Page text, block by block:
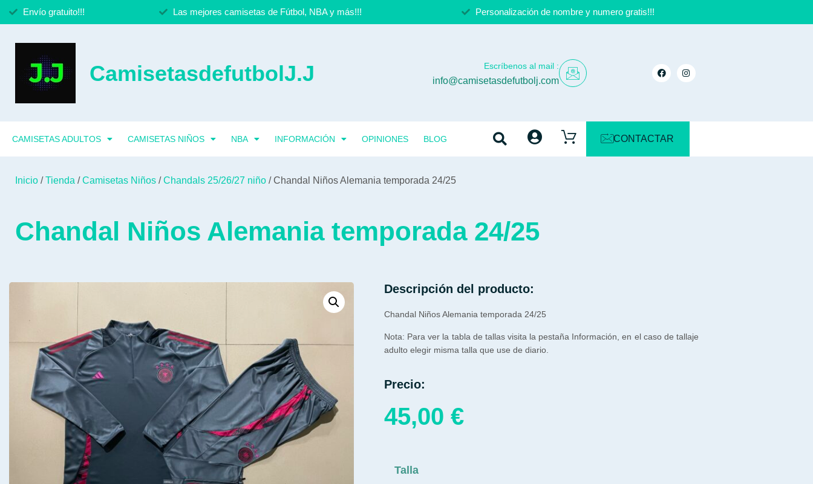
Envío gratuito!!! Las mejores camisetas de Fútbol, NBA y más!!! Personalización de nombre y numero gratis!!!
CamisetasdefutbolJ.J Escríbenos al mail :
info@camisetasdefutbolj.com
CAMISETAS ADULTOS CAMISETAS NIÑOS NBA INFORMACIÓN OPINIONES BLOG CONTACTAR
Inicio /Tienda /Camisetas Niños /Chandals 25/26/27 niño / Chandal Niños Alemania temporada 24/25
Chandal Niños Alemania temporada 24/25
Descripción del producto:
Chandal Niños Alemania temporada 24/25
Nota: Para ver la tabla de tallas visita la pestaña Información, en el caso de tallaje
adulto elegir misma talla que use de diario.
Precio:
45,00 €
Talla